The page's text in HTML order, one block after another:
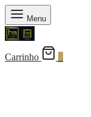
Menu
Carrinho